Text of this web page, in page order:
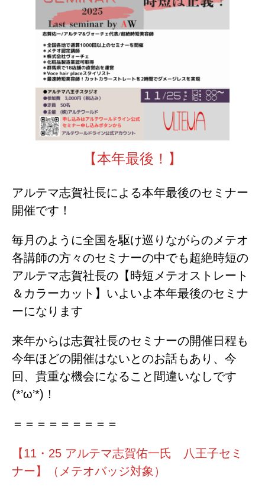
【本年最後！】
アルテマ志賀社長による本年最後のセミナー
開催です！
毎月のように全国を駆け巡りながらのメテオ
各講師の方々のセミナーの中でも超絶時短の
アルテマ志賀社長の【時短メテオストレート
＆カラーカット】いよいよ本年最後のセミナ
ーになります
来年からは志賀社長のセミナーの開催日程も
今年ほどの開催はないとのお話もあり、今
回、貴重な機会になること間違いなしです
(*’ω’*)！
＝＝＝＝＝＝＝＝＝
【11・25 アルテマ志賀佑一氏 八王子セミ
ナー】（メテオバッジ対象）